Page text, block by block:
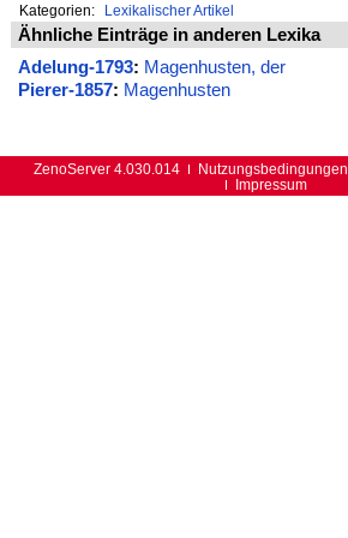
Kategorien:
Lexikalischer Artikel
Ähnliche Einträge in anderen Lexika
Adelung-1793: Magenhusten, der
Pierer-1857: Magenhusten
ZenoServer 4.030.014 Nutzungsbedingungen
Impressum